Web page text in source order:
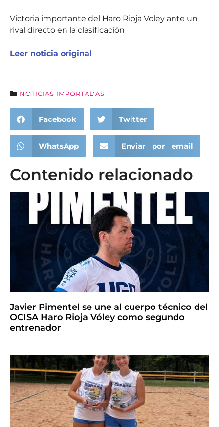
Victoria importante del Haro Rioja Voley ante un
rival directo en la clasificación
Leer noticia original
NOTICIAS IMPORTADAS
Facebook Twitter
WhatsApp Enviar por email
Contenido relacionado
Javier Pimentel se une al cuerpo técnico del
OCISA Haro Rioja Vóley como segundo
entrenador